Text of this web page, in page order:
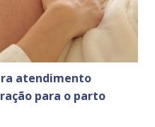
atendimento
para o parto